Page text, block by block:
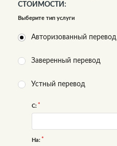
СТОИМОСТИ:
Выберите тип услуги
Авторизованный перевод
Заверенный перевод
Устный перевод
С:
На: